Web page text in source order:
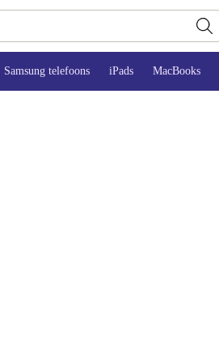
Samsung telefoons iPads MacBooks